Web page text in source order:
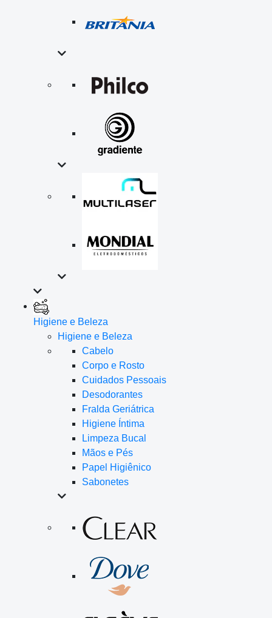
Higiene e Beleza
Higiene e Beleza
Cabelo
Corpo e Rosto
Cuidados Pessoais
Desodorantes
Fralda Geriátrica
Higiene Íntima
Limpeza Bucal
Mãos e Pés
Papel Higiênico
Sabonetes